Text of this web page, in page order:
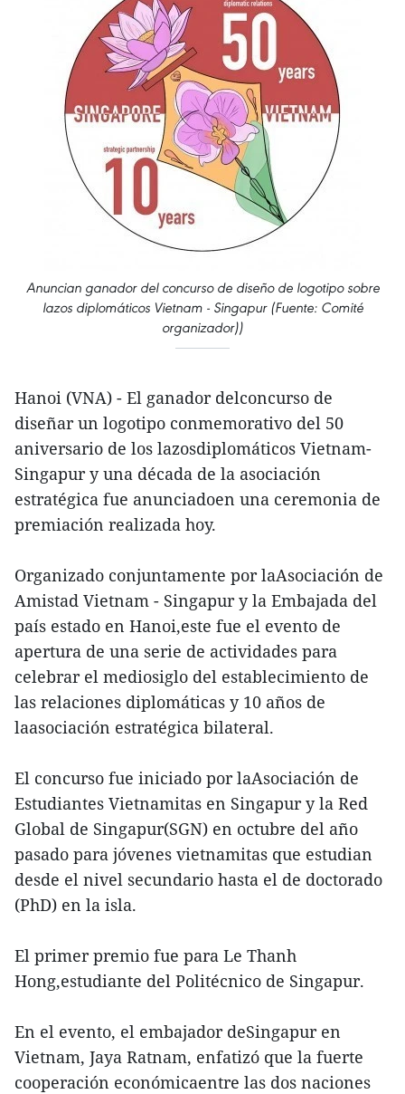
Anuncian ganador del concurso de diseño de logotipo sobre
lazos diplomáticos Vietnam - Singapur (Fuente: Comité
organizador))
Hanoi (VNA) - El ganador delconcurso de
diseñar un logotipo conmemorativo del 50
aniversario de los lazosdiplomáticos Vietnam-
Singapur y una década de la asociación
estratégica fue anunciadoen una ceremonia de
premiación realizada hoy.
Organizado conjuntamente por laAsociación de
Amistad Vietnam - Singapur y la Embajada del
país estado en Hanoi,este fue el evento de
apertura de una serie de actividades para
celebrar el mediosiglo del establecimiento de
las relaciones diplomáticas y 10 años de
laasociación estratégica bilateral.
El concurso fue iniciado por laAsociación de
Estudiantes Vietnamitas en Singapur y la Red
Global de Singapur(SGN) en octubre del año
pasado para jóvenes vietnamitas que estudian
desde el nivel secundario hasta el de doctorado
(PhD) en la isla.
El primer premio fue para Le Thanh
Hong,estudiante del Politécnico de Singapur.
En el evento, el embajador deSingapur en
Vietnam, Jaya Ratnam, enfatizó que la fuerte
cooperación económicaentre las dos naciones